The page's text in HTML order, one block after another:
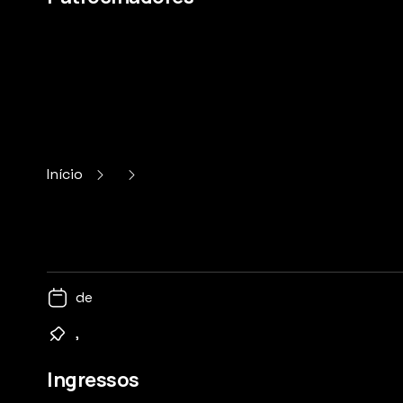
Início
de
,
Ingressos